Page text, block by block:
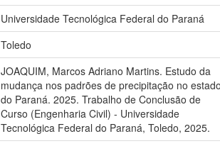
Universidade Tecnológica Federal do Paraná
Toledo
JOAQUIM, Marcos Adriano Martins. Estudo da
mudança nos padrões de precipitação no
do Paraná. 2025. Trabalho de Conclusão de
Curso (Engenharia Civil) - Universidade
Tecnológica Federal do Paraná, Toledo, 2025.